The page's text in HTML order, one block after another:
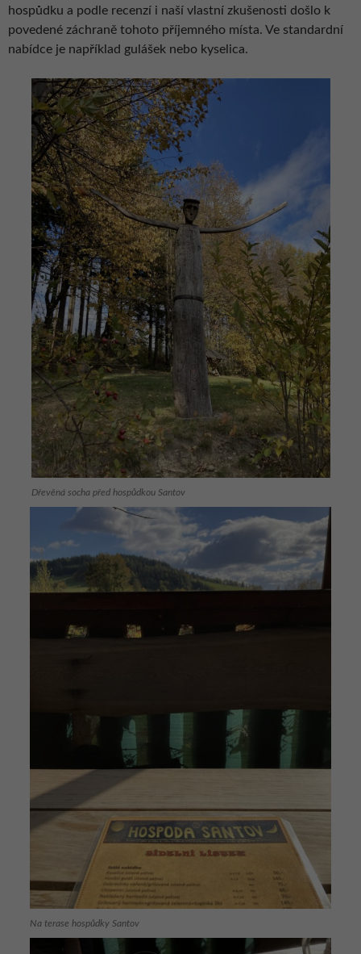
hospůdku a podle recenzí i naší vlastní zkušenosti došlo k
povedené záchraně tohoto příjemného místa. Ve standardní
nabídce je například gulášek nebo kyselica.
Dřevěná socha před hospůdkou Santov
Na terase hospůdky Santov